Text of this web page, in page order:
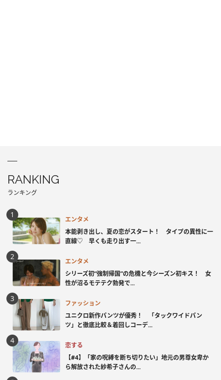
RANKING
ランキング
エンタメ
本能剥き出し、夏の恋がスタート！ タイプの異性に一
直線♡ 早くも走り出す一...
エンタメ
シリーズ初“強制帰国”の危機と今シーズン初キス！ 女
性が沼るモテテク勃発で...
ファッション
ユニクロ新作パンツが優秀！ 「タックワイドパン
ツ」と徹底比較＆着回しコーデ...
恋する
【#4】「家の呪縛を断ち切りたい」地元の男尊女卑か
ら解放された紗希子さんの...